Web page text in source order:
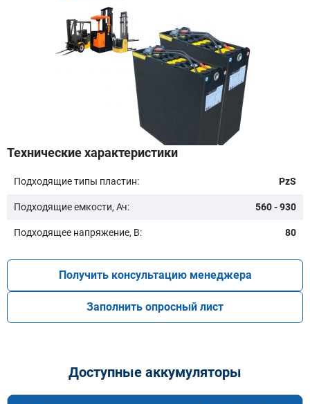
Ширина, мм:
Технические характеристики
Подходящие типы пластин: PzS
Подходящие емкости, Ач: 560 - 930
Подходящее напряжение, В: 80
Получить консультацию менеджера
Заполнить опросный лист
Доступные аккумуляторы